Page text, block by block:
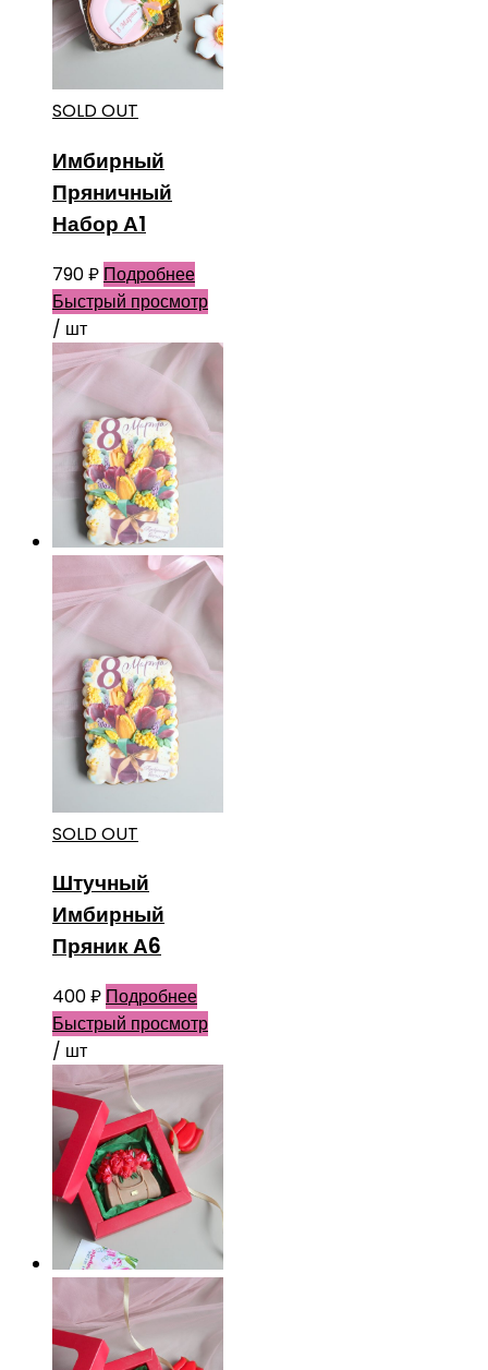
SOLD OUT
Имбирный
Пряничный
Набор А1
790₽ Подробнее
Быстрый просмотр
/ шт
SOLD OUT
Штучный
Имбирный
Пряник А6
400₽ Подробнее
Быстрый просмотр
/ шт